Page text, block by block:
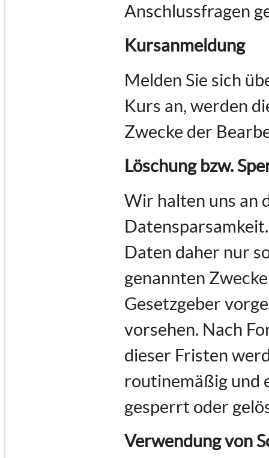
Anschlussfragen
Kursanmeldung
Melden Sie sich
Kurs an, werden
Zwecke der
Löschung bzw.
Wir halten uns an
Daten daher nur
genannten
Gesetzgeber
vorsehen. Nach
dieser Fristen
routinemäßig und
gesperrt oder
Verwendung von